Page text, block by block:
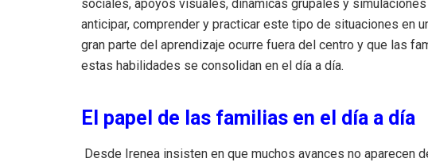
sociales, apoyos visuales, dinámicas grupales y
anticipar, comprender y practicar este tipo de situaciones en
gran parte del aprendizaje ocurre fuera del centro y que las
estas habilidades se consolidan en el día a día.
El papel de las familias en el día a día
Desde Irenea insisten en que muchos avances no aparecen